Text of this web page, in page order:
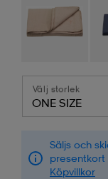
Välj storlek
ONE SIZE
Säljs och
presentkort
Köpvillkor